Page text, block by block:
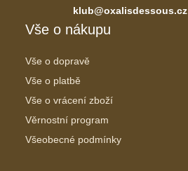
klub@oxalisdessous.cz
Vše o nákupu
Vše o dopravě
Vše o platbě
Vše o vrácení zboží
Věrnostní program
Všeobecné podmínky